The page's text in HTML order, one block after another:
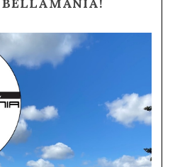
BELLAMANIA!